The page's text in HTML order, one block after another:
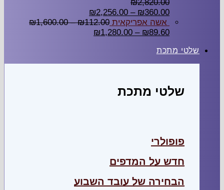
₪2,820.00
₪360.00
–
₪2,256.00
אשה אפריקאית
₪112.00
–
₪1,600.00
₪89.60
–
₪1,280.00
שלטי מתכת
שלטי מתכת
פופולרי
חדש על המדפים
הבחירה של עובד השבוע